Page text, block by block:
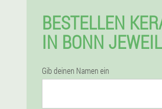
BESTELLEN
IN BONN
Gib deinen Namen ein